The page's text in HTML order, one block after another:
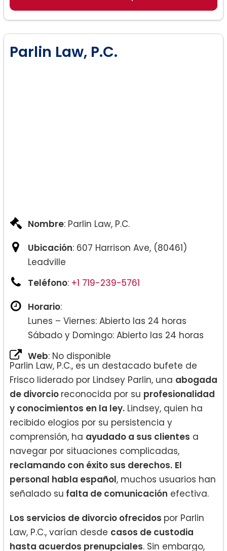
Parlin Law, P.C.
Nombre: Parlin Law, P.C.
Ubicación: 607 Harrison Ave, (80461)
Leadville
Teléfono: +1 719-239-5761
Horario:
Lunes – Viernes: Abierto las 24 horas
Sábado y Domingo: Abierto las 24 horas
Web: No disponible
Parlin Law, P.C., es un destacado bufete de
Frisco liderado por Lindsey Parlin, una abogada
de divorcio reconocida por su profesionalidad
y conocimientos en la ley. Lindsey, quien ha
recibido elogios por su persistencia y
comprensión, ha ayudado a sus clientes a
navegar por situaciones complicadas,
reclamando con éxito sus derechos. El
personal habla español, muchos usuarios han
señalado su falta de comunicación efectiva.
Los servicios de divorcio ofrecidos por Parlin
Law, P.C., varían desde casos de custodia
hasta acuerdos prenupciales. Sin embargo,